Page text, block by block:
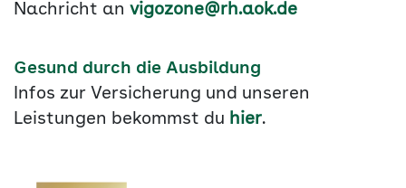
Nachricht an vigozone@rh.aok.de
Gesund durch die Ausbildung
Infos zur Versicherung und unseren
Leistungen bekommst du hier.